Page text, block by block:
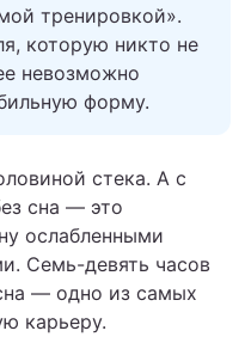
тренировкой».
которую никто не
невозможно
форму.
стека. А с
сна — это
ослабленными
Семь-девять часов
— одно из самых
карьеру.